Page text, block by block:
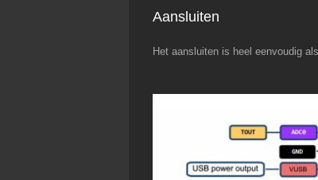
Aansluiten
Het aansluiten is heel eenvoudig